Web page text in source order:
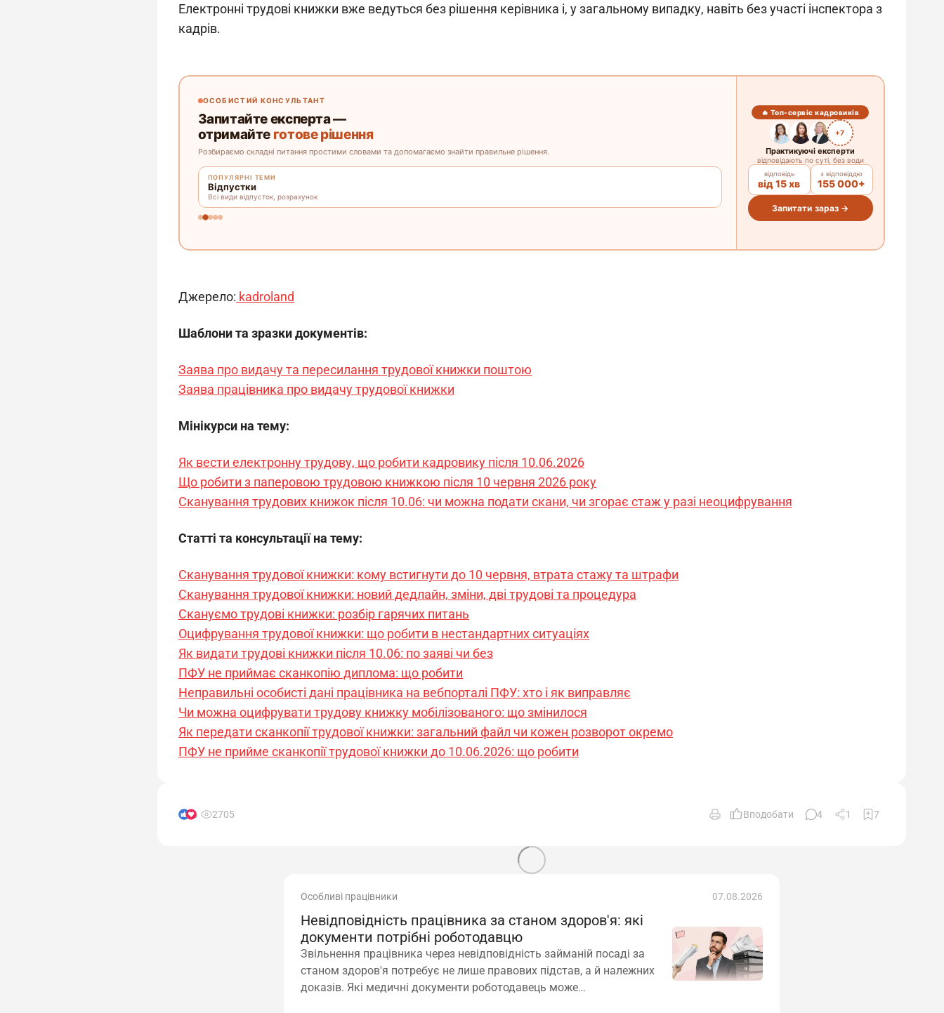
Електронні трудові книжки вже ведуться без рішення керівника і, у загальному випадку, навіть без участі інспектора з
кадрів.
Джерело: kadroland
Шаблони та зразки документів:
Заява про видачу та пересилання трудової книжки поштою
Заява працівника про видачу трудової книжки
Мінікурси на тему:
Як вести електронну трудову, що робити кадровику після 10.06.2026
Що робити з паперовою трудовою книжкою після 10 червня 2026 року
Сканування трудових книжок після 10.06: чи можна подати скани, чи згорає стаж у разі неоцифрування
Статті та консультації на тему:
Сканування трудової книжки: кому встигнути до 10 червня, втрата стажу та штрафи
Сканування трудової книжки: новий дедлайн, зміни, дві трудові та процедура
Скануємо трудові книжки: розбір гарячих питань
Оцифрування трудової книжки: що робити в нестандартних ситуаціях
Як видати трудові книжки після 10.06: по заяві чи без
ПФУ не приймає сканкопію диплома: що робити
Неправильні особисті дані працівника на вебпорталі ПФУ: хто і як виправляє
Чи можна оцифрувати трудову книжку мобілізованого: що змінилося
Як передати сканкопії трудової книжки: загальний файл чи кожен розворот окремо
ПФУ не прийме сканкопії трудової книжки до 10.06.2026: що робити
6 2705 Вподобати 4 1 7
Особливі працівники 07.08.2026
Невідповідність працівника за станом здоров'я: які
документи потрібні роботодавцю
Звільнення працівника через невідповідність займаній посаді за
станом здоров'я потребує не лише правових підстав, а й належних
доказів. Які медичні документи роботодавець може